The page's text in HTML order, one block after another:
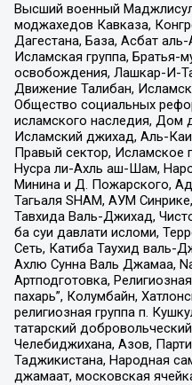
Высший военный
моджахедов Кавказа,
Дагестана, База, Асбат
Исламская группа, Братья-
освобождения, Лашкар-И-
Движение Талибан,
Общество социальных
исламского наследия,
Исламский джихад, Аль-
Правый сектор, Исламское
Нусра ли-Ахль аш-Шам,
Минина и Д. Пожарского,
Тагьаля SHAM, АУМ
Тавхида Валь-Джихад,
ба суи давлати исломи,
Сеть, Катиба Таухид валь-
Ахлю Сунна Валь Джамаа,
Артподготовка,
пахарь”, Колумбайн,
религиозная группа п.
татарский
Челебиджихана, Азов,
Таджикистана, Народная
джамаат, московская